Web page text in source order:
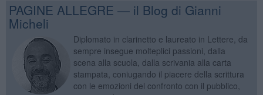
PAGINE ALLEGRE — il Blog di Gianni
Micheli
Diplomato in clarinetto e laureato in Lettere, da
sempre insegue molteplici passioni, dalla
scena alla scuola, dalla scrivania alla carta
stampata, coniugando il piacere della scrittura
con le emozioni del confronto con il pubblico,